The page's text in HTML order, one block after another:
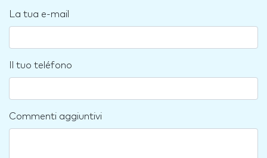
La tua e-mail
Il tuo teléfono
Commenti aggiuntivi